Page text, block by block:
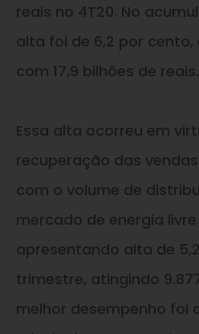
reais no 4T20. No
alta foi de 6,2 por cento,
com 17,9 bilhões de reais.
Essa alta ocorreu em
recuperação das
com o volume de
mercado de energia
apresentando alta de
trimestre, atingindo
melhor desempenho foi